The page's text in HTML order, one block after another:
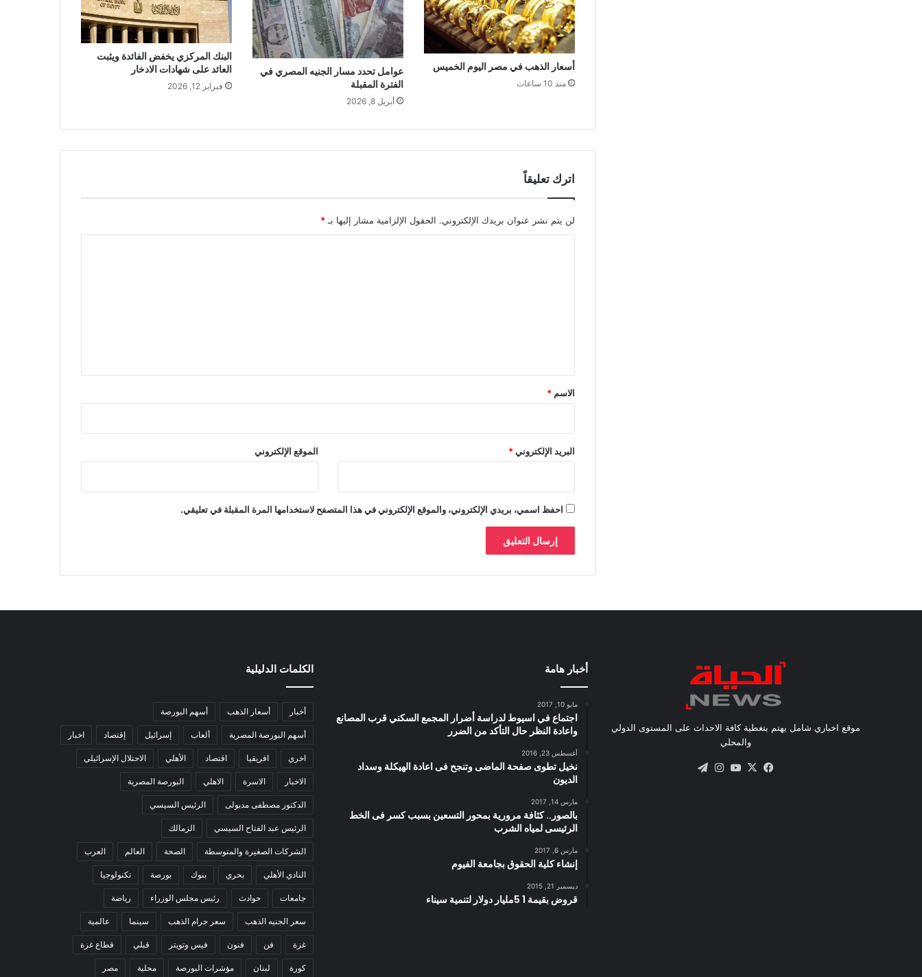
أسعار الذهب في مصر اليوم الخميس
منذ 10 ساعات
عوامل تحدد مسار الجنيه المصري في
الفترة المقبلة
أبريل 8, 2026
البنك المركزي يخفض الفائدة ويثبت
العائد على شهادات الادخار
فبراير 12, 2026
اترك تعليقاً
لن يتم نشر عنوان بريدك الإلكتروني. الحقول الإلزامية مشار إليها بـ*
*
الاسم *
البريد الإلكتروني* الموقع الإلكتروني
احفظ اسمي، بريدي الإلكتروني، والموقع الإلكتروني في هذا المتصفح لاستخدامها المرة المقبلة في تعليقي.
موقع اخباري شامل يهتم بتغطية كافة الاحداث على المستوى الدولي
والمحلي
فيسبوك
X يوتيوبانستقرام
أخبار هامة
مايو 10, 2017
اجتماع في اسيوط لدراسة أضرار المجمع السكني قرب المصانع
واعادة النظر حال التأكد من الضرر
أغسطس 23, 2016
نخيل تطوى صفحة الماضى وتنجح فى اعادة الهيكلة وسداد
الديون
مارس 14, 2017
بالصور.. كثافة مرورية بمحور التسعين بسبب كسر فى الخط
الرئيسى لمياه الشرب
مارس 6, 2017
إنشاء كلية الحقوق بجامعة الفيوم
ديسمبر 21, 2015
قروض بقيمة 1 5مليار دولار لتنمية سيناء
الكلمات الدليلية
أخبار أسعار الذهب أسهم البورصة
أسهم البورصة المصرية ألعاب إسرائيل إقتصاد اخبار
اخري افريقيا اقتصاد الأهلي الاحتلال الإسرائيلي
الاخبار الاسرة الاهلي البورصة المصرية
الدكتور مصطفى مدبولى الرئيس السيسي
الرئيس عبد الفتاح السيسي الزمالك
الشركات الصغيرة والمتوسطة الصحة العالم العرب
النادي الأهلي بحري بنوك بورصة تكنولوجيا
جامعات حوادث رئيس مجلس الوزراء رياضة
سعر الجنيه الذهب سعر جرام الذهب سينما عالمية
غزة فن فنون فيس وتويتر قبلي قطاع غزة
كورة لبنان مؤشرات البورصة محلية مصر